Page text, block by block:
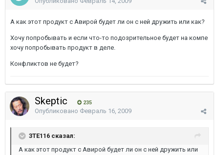
А как этот продукт с Авирой будет ли он с ней дружить или как?
Хочу попробывать и если что-то подозрительное будет на компе
хочу попробывать продукт в деле.
Конфликтов не будет?
Skeptic 235
Опубликовано Февраль 16, 2009
3TE116 сказал:
А как этот продукт с Авирой будет ли он с ней дружить или